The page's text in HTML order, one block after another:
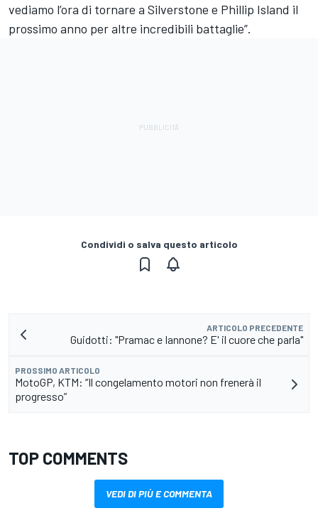
vediamo l’ora di tornare a Silverstone e Phillip Island il
prossimo anno per altre incredibili battaglie”.
Condividi o salva questo articolo
ARTICOLO PRECEDENTE
Guidotti: "Pramac e Iannone? E' il cuore che parla"
PROSSIMO ARTICOLO
MotoGP, KTM: “Il congelamento motori non frenerà il
progresso”
TOP COMMENTS
VEDI DI PIÙ E COMMENTA